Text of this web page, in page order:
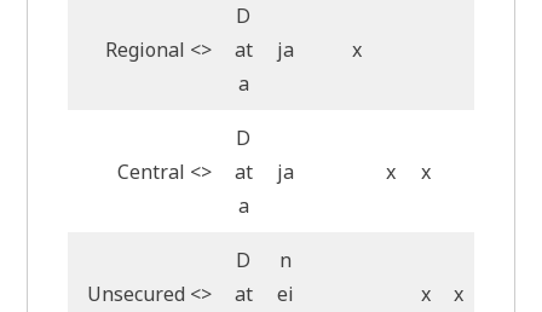
Regional <>
D
at
a
ja x
Central <>
D
at
a
ja x x
Unsecured <>
D
at
n
ei
x x